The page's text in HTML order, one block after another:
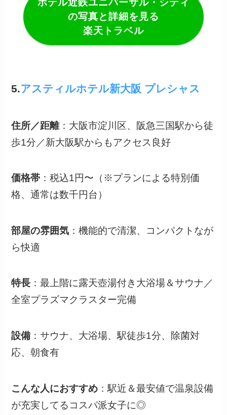
ホテル近鉄ユニバーサル・シティ
の写真と詳細を見る
楽天トラベル
5.アスティルホテル新大阪 プレシャス
住所／距離：大阪市淀川区、阪急三国駅から徒
歩1分／新大阪駅からもアクセス良好
価格帯 ：税込1円〜（※プランによる特別価
格、通常は数千円台）
部屋の雰囲気 ：機能的で清潔、コンパクトなが
ら快適
特長 ：最上階に露天壺湯付き大浴場＆サウナ／
全室プラズマクラスター完備
設備：サウナ、大浴場、駅徒歩1分、除菌対
応、朝食有
こんな人におすすめ ：駅近＆最安値で温泉設備
が充実してるコスパ派女子に◎